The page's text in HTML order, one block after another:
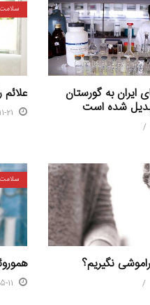
ایران به گورستان
شده است
سلامت
21
نگیریم؟
سلامت
11